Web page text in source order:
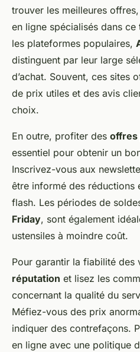
trouver les meilleures
en ligne spécialisés dans
les plateformes populaires,
distinguent par leur large
d’achat. Souvent, ces sites
de prix utiles et des avis
choix.
En outre, profiter des offres
essentiel pour obtenir un
Inscrivez-vous aux
être informé des réductions
flash. Les périodes de
Friday, sont également
ustensiles à moindre coût.
Pour garantir la fiabilité des
réputation et lisez les
concernant la qualité du
Méfiez-vous des prix
indiquer des contrefaçons.
en ligne avec une politique